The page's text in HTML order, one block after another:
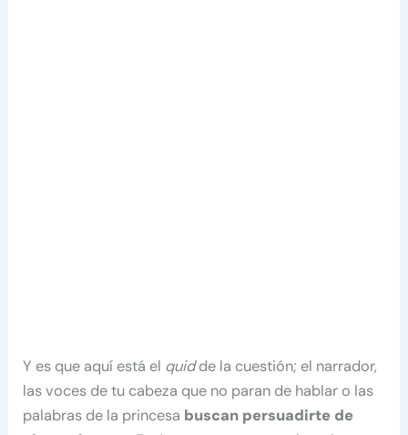
Y es que aquí está el quidde la cuestión; el narrador,
las voces de tu cabeza que no paran de hablar o las
palabras de la princesa buscan persuadirte de